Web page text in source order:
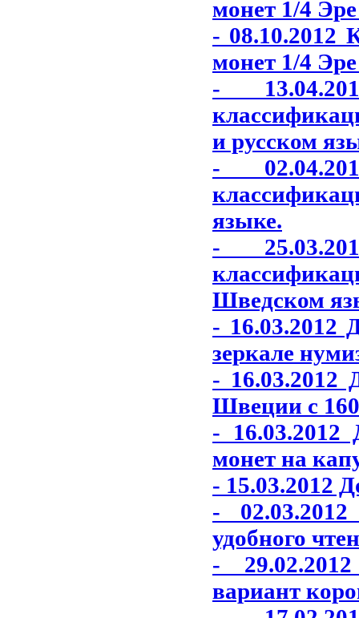
монет 1/4 Эре
- 08.10.2012
монет 1/4 Эре
-
и русском
-
языке.
-
Шведском
- 16.03.2012
зеркале
- 16.03.2012
Швеции с
-
монет на
- 15.03.2012
-
удобного
-
вариант